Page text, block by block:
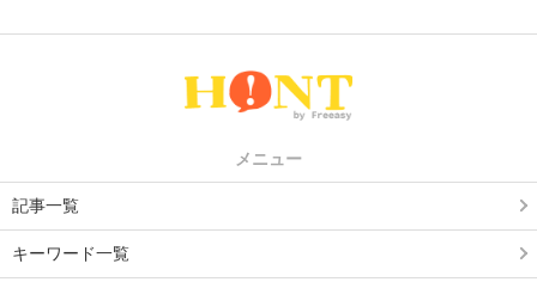
メニュー
記事一覧
キーワード一覧